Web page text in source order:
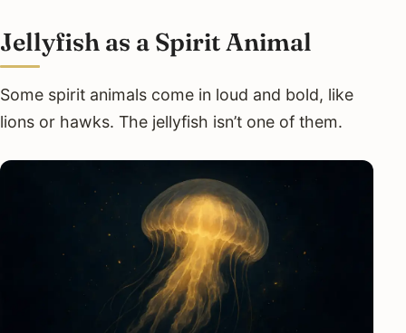
Jellyfish as a Spirit Animal
Some spirit animals come in loud and bold, like
lions or hawks. The jellyfish isn’t one of them.